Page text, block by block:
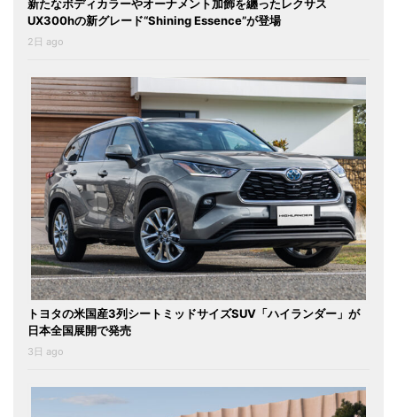
新たなボディカラーやオーナメント加飾を纏ったレクサス
UX300hの新グレード“Shining Essence”が登場
2日 ago
トヨタの米国産3列シートミッドサイズSUV「ハイランダー」が
日本全国展開で発売
3日 ago